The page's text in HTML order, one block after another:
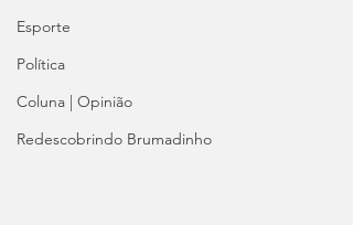
Esporte
Política
Coluna | Opinião
Redescobrindo Brumadinho